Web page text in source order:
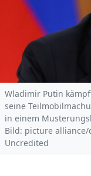
Wladimir Putin
seine
in einem
Bild: picture alliance/
Uncredited